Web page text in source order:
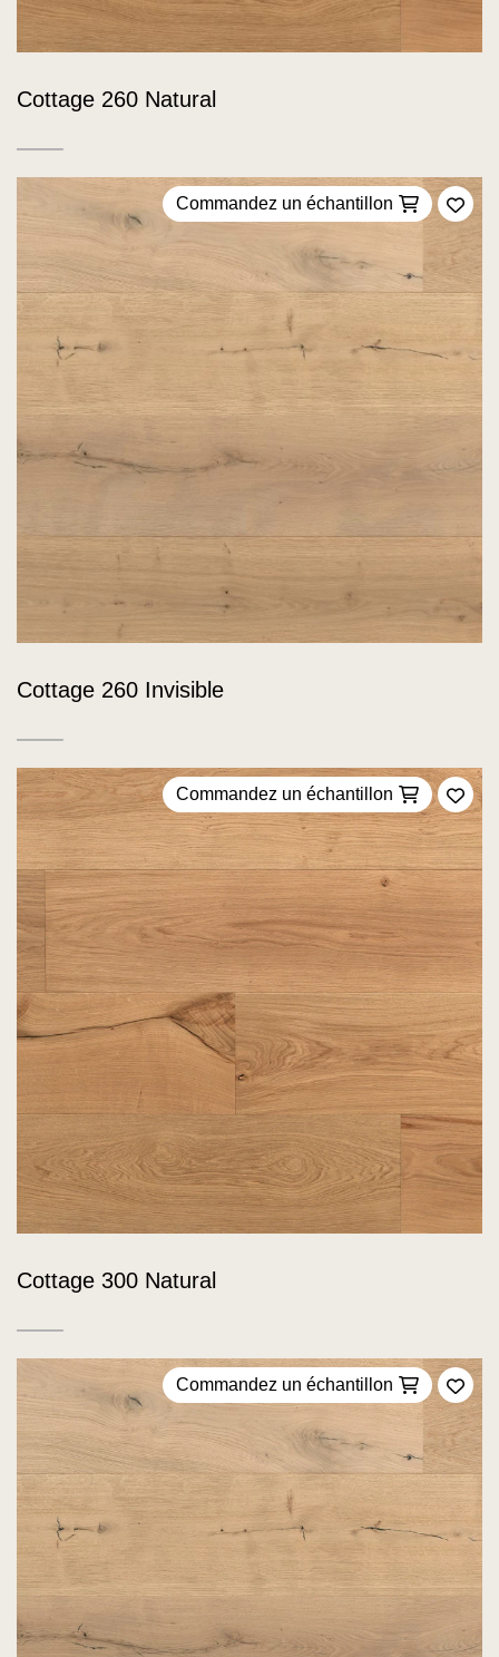
Cottage 260 Natural
Commandez un échantillon
Cottage 260 Invisible
Commandez un échantillon
Cottage 300 Natural
Commandez un échantillon